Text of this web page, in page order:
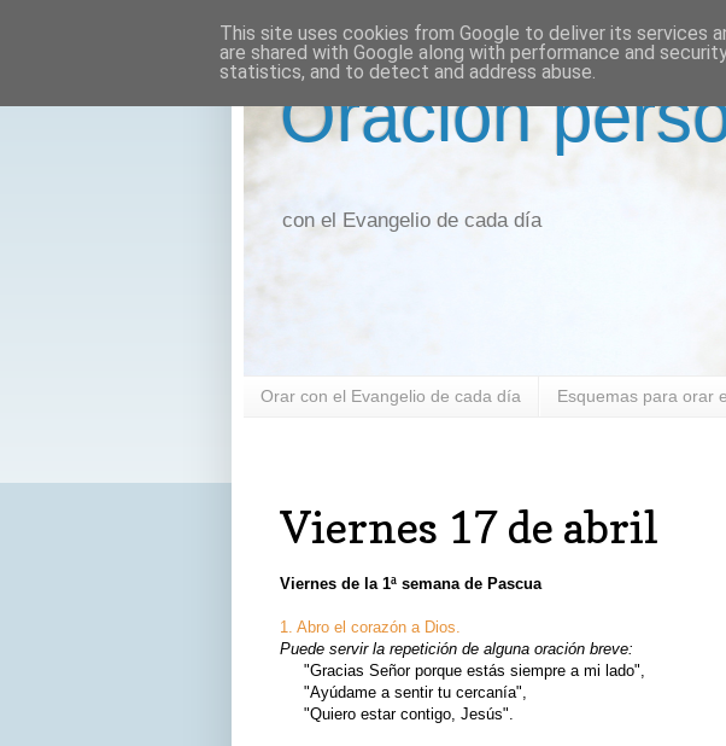
Oración
con el Evangelio de cada día
Orar con el Evangelio de cada día Esquemas para orar
Viernes 17 de abril
Viernes de la 1ª semana de Pascua
1. Abro el corazón a Dios.
Puede servir la repetición de alguna oración breve:
"Gracias Señor porque estás siempre a mi lado",
"Ayúdame a sentir tu cercanía",
"Quiero estar contigo, Jesús".
This site uses cookies from Google to deliver its services
are shared with Google along with performance and
statistics, and to detect and address abuse.